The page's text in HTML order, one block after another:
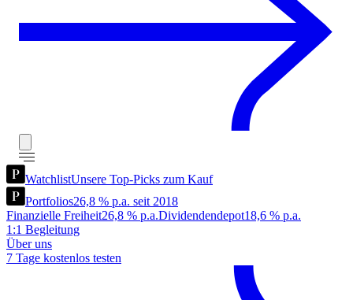
WatchlistUnsere Top-Picks zum Kauf
Portfolios26,8 % p.a. seit 2018
Finanzielle Freiheit26,8 % p.a.Dividendendepot18,6 % p.a.
1:1 Begleitung
Über uns
7 Tage kostenlos testen